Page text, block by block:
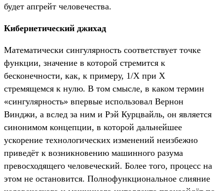
будет апгрейт человечества.
Кибернетический джихад
Математически сингулярность соответствует точке
функции, значение в которой стремится к
бесконечности, как, к примеру, 1/X при X
стремящемся к нулю. В том смысле, в каком термин
«сингулярность» впервые использовал Вернон
Винджи, а вслед за ним и Рэй Курцвайль, он является
синонимом концепции, в которой дальнейшее
ускорение технологических изменений неизбежно
приведёт к возникновению машинного разума
превосходящего человеческий. Более того, процесс на
этом не остановится. Полнофункциональное слияние